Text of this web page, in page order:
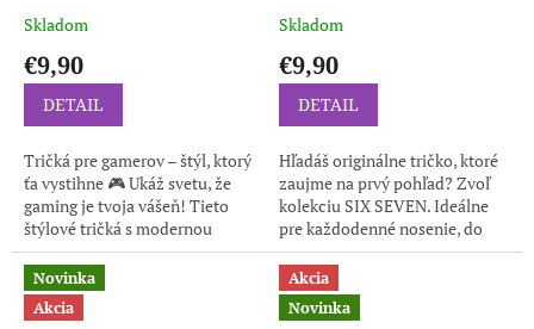
Skladom
€9,90
DETAIL
Tričká pre gamerov – štýl, ktorý
ťa vystihne 🎮 Ukáž svetu, že
gaming je tvoja vášeň! Tieto
štýlové tričká s modernou
hernou grafikou sú ako
stvorené pre každého fanúšika
hier....
Skladom
€9,90
DETAIL
Hľadáš originálne tričko, ktoré
zaujme na prvý pohľad? Zvoľ
kolekciu SIX SEVEN. Ideálne
pre každodenné nosenie, do
mesta, na voľný čas aj
stretnutia s priateľmi. Vďaka...
Novinka
Akcia
Akcia
Novinka